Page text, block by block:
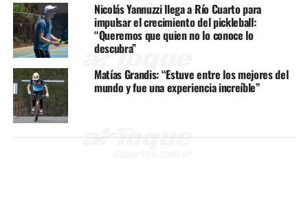
Nicolás Yannuzzi llega a Río Cuarto para
impulsar el crecimiento del pickleball:
“Queremos que quien no lo conoce lo
descubra”
Matías Grandis: “Estuve entre los mejores del
mundo y fue una experiencia increíble”